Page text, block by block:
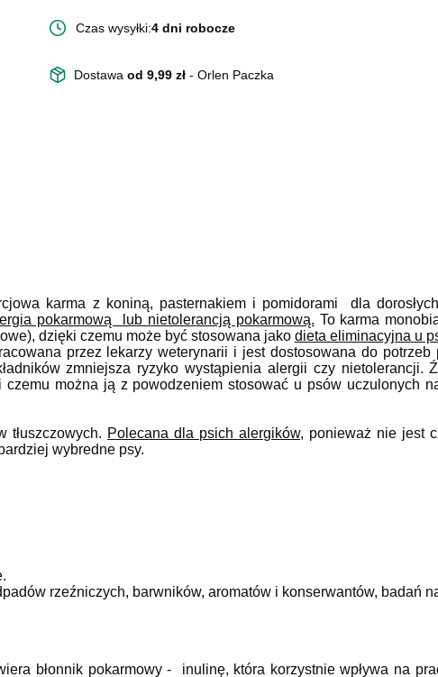
Czas wysyłki:4 dni robocze
Dostawa od 9,99 zł - Orlen Paczka
karma z koniną, pasternakiem i pomidorami dla
pokarmową lub nietolerancją pokarmową. To karma
dzięki czemu może być stosowana jako dieta eliminacyjna u
przez lekarzy weterynarii i jest dostosowana do
zmniejsza ryzyko wystąpienia alergii czy nietolerancji.
można ją z powodzeniem stosować u psów uczulonych
tłuszczowych. Polecana dla psich alergików, ponieważ nie jest
wybredne psy.
rzeźniczych, barwników, aromatów i konserwantów, badań
błonnik pokarmowy - inulinę, która korzystnie wpływa na